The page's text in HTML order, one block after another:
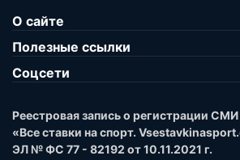
О сайте
Полезные ссылки
Соцсети
Реестровая запись о регистрации СМИ
«Все ставки на спорт.
ЭЛ № ФС 77 - 82192 от 10.11.2021 г.